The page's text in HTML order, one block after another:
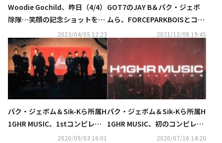
Woodie Gochild、昨日（4/4）
除隊…笑顔の記念ショットを公
2023/04/05 12:23
GOT7のJAY B＆パク・ジェボ
ムら、FORCEPARKBOISとコラ
ボ！「LOTUS」のリミックス
映像を公開
2021/12/08 19:45
パク・ジェボム＆Sik-Kら所属H
1GHR MUSIC、1stコンピレー
ションアルバムをリリース
2020/09/03 16:01
パク・ジェボム＆Sik-Kら所属H
1GHR MUSIC、初のコンピレー
ションアルバムを発売決定
2020/07/16 14:20